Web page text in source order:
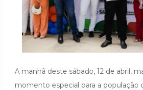
A manhã deste sábado, 12 de abril,
momento especial para a população